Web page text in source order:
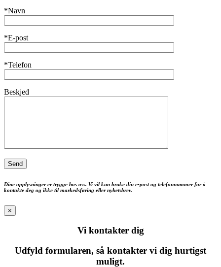
*Navn
*E-post
*Telefon
Beskjed
Dine opplysninger er trygge hos oss. Vi vil kun bruke din e-post og telefonnummer for å
kontakte deg og ikke til markedsføring eller nyhetsbrev.
×
Vi kontakter dig
Udfyld formularen, så kontakter vi dig hurtigst
muligt.